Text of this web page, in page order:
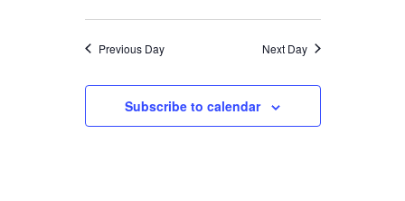
AND
VIEWS
Previous Day Next Day
Subscribe to calendar